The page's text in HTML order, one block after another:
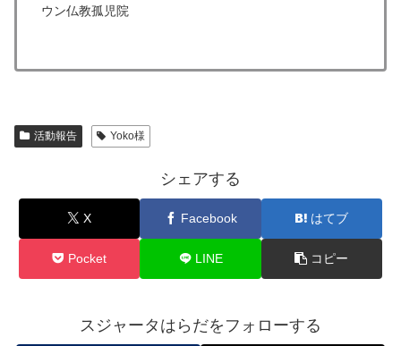
ウン仏教孤児院
活動報告 Yoko様
シェアする
X Facebook はてブ
Pocket LINE コピー
スジャータはらだをフォローする